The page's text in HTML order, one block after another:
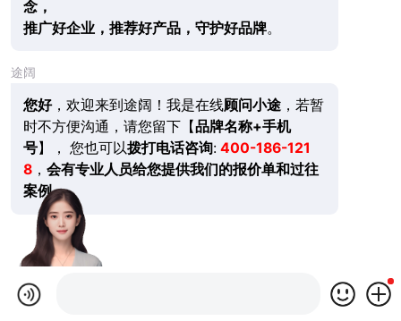
念，
推广好企业，推荐好产品，守护好品牌。
途阔
您好，欢迎来到途阔！我是在线顾问小途，若暂
时不方便沟通，请您留下【品牌名称+手机
号】， 您也可以拨打电话咨询: 400-186-121
8， 会有专业人员给您提供我们的报价单和过往
案例。